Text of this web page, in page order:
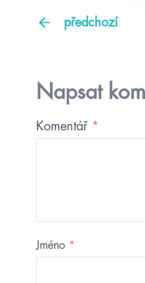
předchozí
Napsat
Komentář *
Jméno *